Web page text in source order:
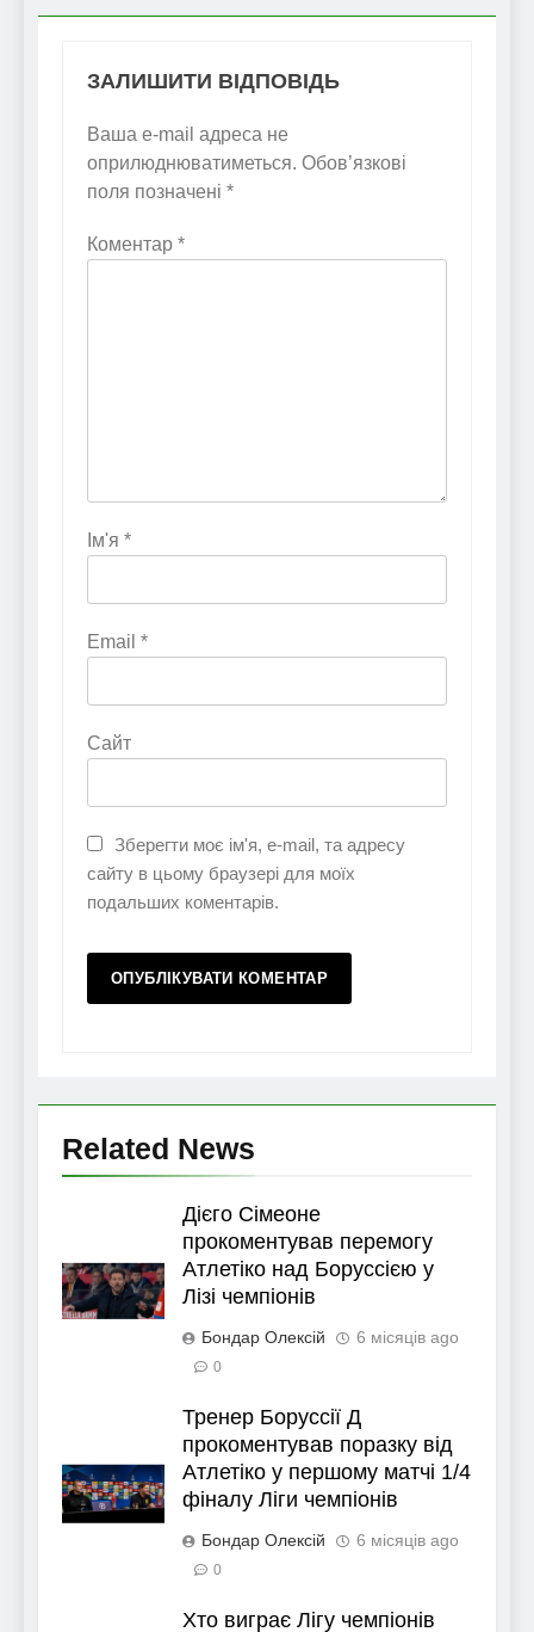
ЗАЛИШИТИ ВІДПОВІДЬ
Ваша e-mail адреса не
оприлюднюватиметься. Обов’язкові
поля позначені *
Коментар *
Ім'я *
Email *
Сайт
Зберегти моє ім'я, e-mail, та адресу
сайту в цьому браузері для моїх
подальших коментарів.
Related News
Дієго Сімеоне
прокоментував перемогу
Атлетіко над Боруссією у
Лізі чемпіонів
Бондар Олексій 6 місяців ago
0
Тренер Боруссії Д
прокоментував поразку від
Атлетіко у першому матчі 1/4
фіналу Ліги чемпіонів
Бондар Олексій 6 місяців ago
0
Хто виграє Лігу чемпіонів